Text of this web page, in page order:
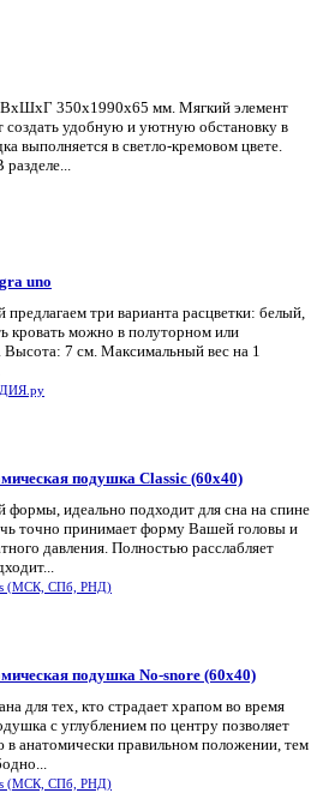
350x1990x65 мм. Мягкий элемент
создать удобную и уютную обстановку в
выполняется в светло-кремовом цвете.
uno
три варианта расцветки: белый,
кровать можно в полуторном или
Высота: 7 см. Максимальный вес на 1
подушка Classic (60x40)
формы, идеально подходит для сна на спине
точно принимает форму Вашей головы и
давления. Полностью расслабляет
(МСК, СПб, РНД)
подушка No-snore (60x40)
для тех, кто страдает храпом во время
с углублением по центру позволяет
анатомически правильном положении, тем
(МСК, СПб, РНД)